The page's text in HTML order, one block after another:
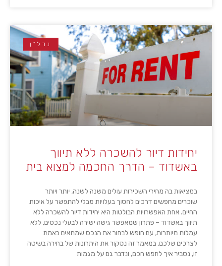
נדל"ן
יחידות דיור להשכרה ללא תיווך
באשדוד – הדרך החכמה למצוא בית
במציאות בה מחירי השכירות עולים משנה לשנה, יותר ויותר
שוכרים מחפשים דרכים לחסוך בעלויות מבלי להתפשר על איכות
החיים. אחת האפשרויות הבולטות היא יחידות דיור להשכרה ללא
תיווך באשדוד – פתרון שמאפשר גישה ישירה לבעלי נכסים, ללא
עמלות מיותרות, עם חופש לבחור את הנכס שמתאים באמת
לצרכים שלכם. במאמר זה נסקור את היתרונות של בחירה בשיטה
זו, נסביר איך לחפש חכם, ונדבר גם על מגמות